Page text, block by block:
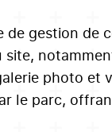
gestion de
photo
le parc,